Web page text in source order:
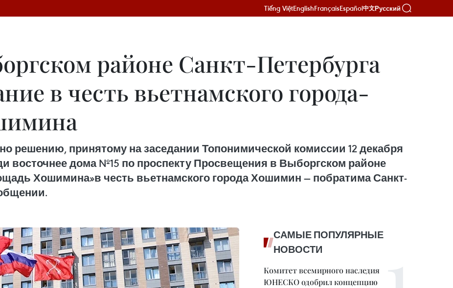
Tiếng ViệtEnglishFrançaisEspañol中文Русский
районе Санкт-Петербурга
в честь вьетнамского города-
решению, принятому на заседании Топонимической комиссии 12 декабря
восточнее дома №15 по проспекту Просвещения в Выборгском районе
Хошимина»в честь вьетнамского города Хошимин — побратима Санкт-
САМЫЕ ПОПУЛЯРНЫЕ
НОВОСТИ
Комитет всемирного наследия
ЮНЕСКО одобрил концепцию